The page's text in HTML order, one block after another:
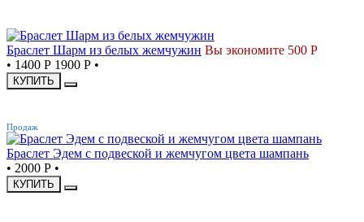
Браслет Шарм из белых жемчужин Вы экономите 500 Р
• 1400 Р 1900 Р •
КУПИТЬ
Продаж
Браслет Эдем с подвеской и жемчугом цвета шампань
• 2000 Р •
КУПИТЬ